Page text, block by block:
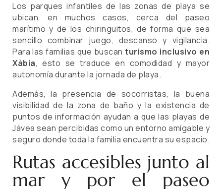
Los parques infantiles de las zonas de playa se
ubican, en muchos casos, cerca del paseo
marítimo y de los chiringuitos, de forma que sea
sencillo combinar juego, descanso y vigilancia.
Para las familias que buscanturismo inclusivo en
Xàbia, esto se traduce en comodidad y mayor
autonomía durante la jornada de playa.
Además, la presencia de socorristas, la buena
visibilidad de la zona de baño y la existencia de
puntos de información ayudan a que las playas de
Jávea sean percibidas como un entorno amigable y
seguro donde toda la familia encuentra su espacio.
Rutas accesibles junto al
mar y por el paseo